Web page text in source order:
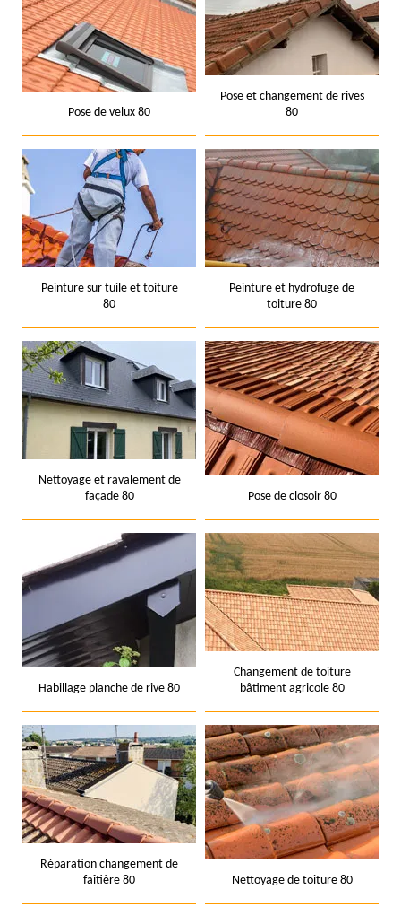
Pose de velux 80
Pose et changement de rives
80
Peinture sur tuile et toiture
80
Peinture et hydrofuge de
toiture 80
Nettoyage et ravalement de
façade 80
Pose de closoir 80
Habillage planche de rive 80
Changement de toiture
bâtiment agricole 80
Réparation changement de
faîtière 80
Nettoyage de toiture 80